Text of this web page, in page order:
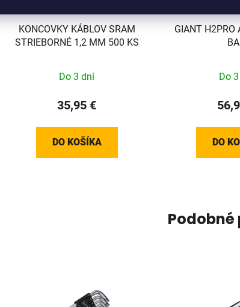
KONCOVKY KÁBLOV SRAM
STRIEBORNÉ 1,2 MM 500 KS
Do 3 dní
35,95 €
DO KOŠÍKA
GIANT H2PRO
Do
DO